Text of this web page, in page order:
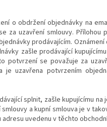
o obdržení objednávky na
za uzavření smlouvy. Přílohou
prodávajícím.
zašle prodávající
potvrzení se považuje za
je uzavřena potvrzením
splnit, zašle kupujícímu na
a kupní smlouva je v
uvedenu v těchto